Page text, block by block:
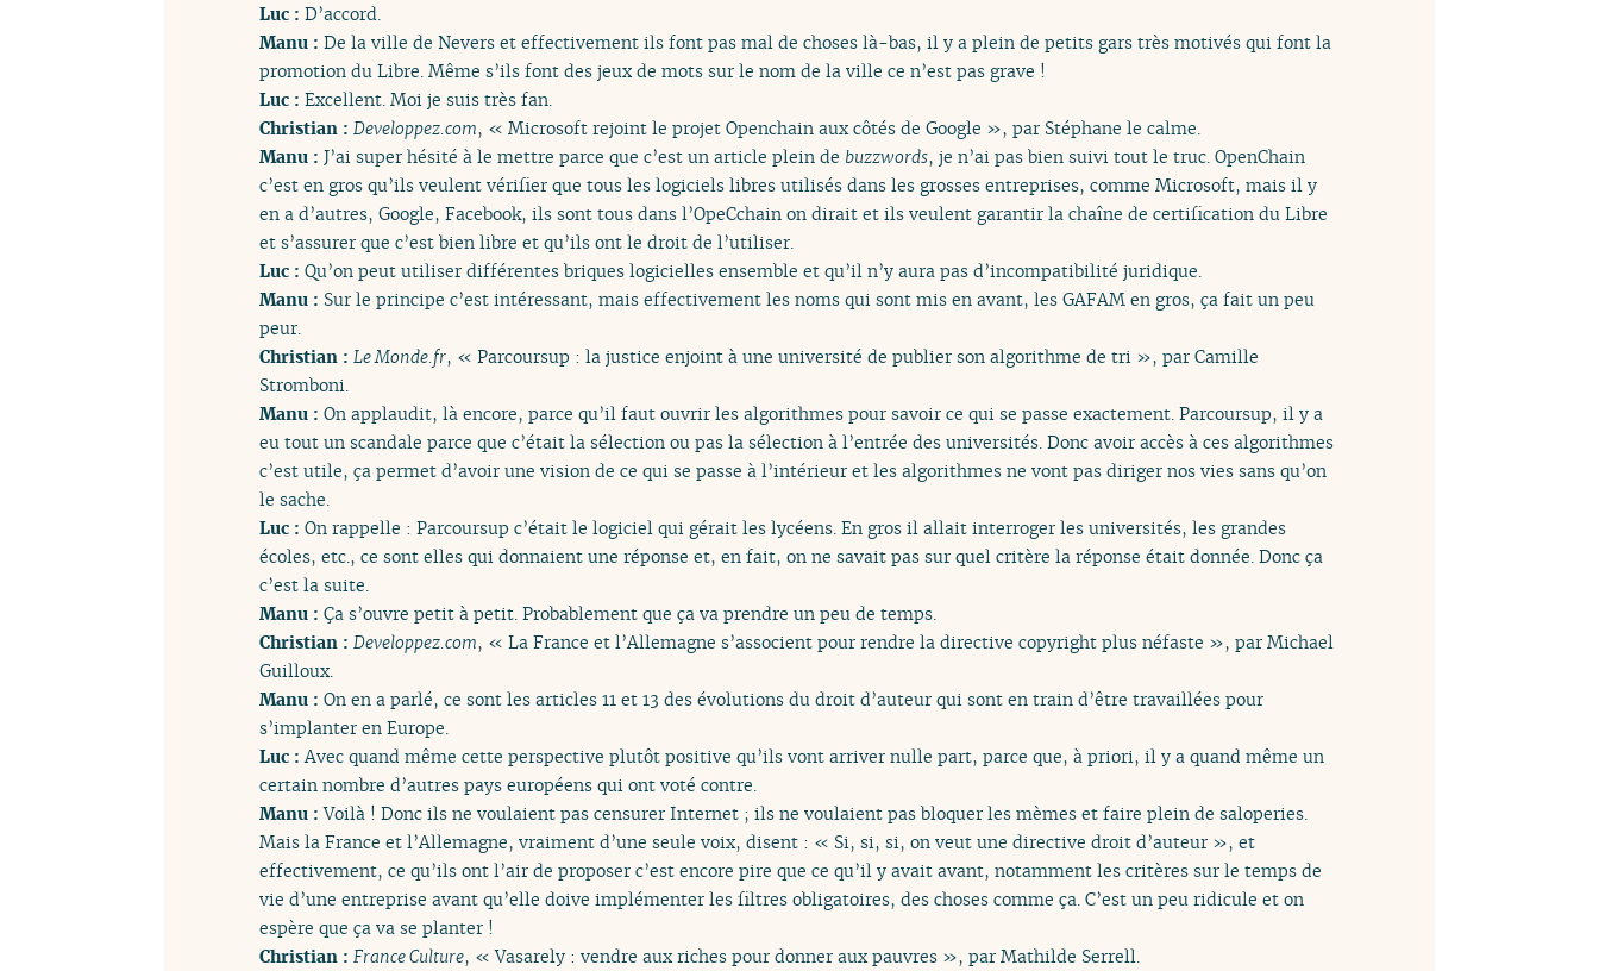
Luc : D’accord.
Manu : De la ville de Nevers et effectivement ils font pas mal de choses là-bas, il y a plein de petits gars très motivés qui font la
promotion du Libre. Même s’ils font des jeux de mots sur le nom de la ville ce n’est pas grave !
Luc : Excellent. Moi je suis très fan.
Christian : Developpez.com, « Microsoft rejoint le projet Openchain aux côtés de Google », par Stéphane le calme.
Manu : J’ai super hésité à le mettre parce que c’est un article plein de buzzwords, je n’ai pas bien suivi tout le truc. OpenChain
c’est en gros qu’ils veulent vérifier que tous les logiciels libres utilisés dans les grosses entreprises, comme Microsoft, mais il y
en a d’autres, Google, Facebook, ils sont tous dans l’OpeCchain on dirait et ils veulent garantir la chaîne de certification du Libre
et s’assurer que c’est bien libre et qu’ils ont le droit de l’utiliser.
Luc : Qu’on peut utiliser différentes briques logicielles ensemble et qu’il n’y aura pas d’incompatibilité juridique.
Manu : Sur le principe c’est intéressant, mais effectivement les noms qui sont mis en avant, les GAFAM en gros, ça fait un peu
peur.
Christian : Le Monde.fr, « Parcoursup : la justice enjoint à une université de publier son algorithme de tri », par Camille
Stromboni.
Manu : On applaudit, là encore, parce qu’il faut ouvrir les algorithmes pour savoir ce qui se passe exactement. Parcoursup, il y a
eu tout un scandale parce que c’était la sélection ou pas la sélection à l’entrée des universités. Donc avoir accès à ces algorithmes
c’est utile, ça permet d’avoir une vision de ce qui se passe à l’intérieur et les algorithmes ne vont pas diriger nos vies sans qu’on
le sache.
Luc : On rappelle : Parcoursup c’était le logiciel qui gérait les lycéens. En gros il allait interroger les universités, les grandes
écoles, etc., ce sont elles qui donnaient une réponse et, en fait, on ne savait pas sur quel critère la réponse était donnée. Donc ça
c’est la suite.
Manu : Ça s’ouvre petit à petit. Probablement que ça va prendre un peu de temps.
Christian : Developpez.com, « La France et l’Allemagne s’associent pour rendre la directive copyright plus néfaste », par Michael
Guilloux.
Manu : On en a parlé, ce sont les articles 11 et 13 des évolutions du droit d’auteur qui sont en train d’être travaillées pour
s’implanter en Europe.
Luc :Avec quand même cette perspective plutôt positive qu’ils vont arriver nulle part, parce que, à priori, il y a quand même un
certain nombre d’autres pays européens qui ont voté contre.
Manu :Voilà ! Donc ils ne voulaient pas censurer Internet ; ils ne voulaient pas bloquer les mèmes et faire plein de saloperies.
Mais la France et l’Allemagne, vraiment d’une seule voix, disent : « Si, si, si, on veut une directive droit d’auteur », et
effectivement, ce qu’ils ont l’air de proposer c’est encore pire que ce qu’il y avait avant, notamment les critères sur le temps de
vie d’une entreprise avant qu’elle doive implémenter les filtres obligatoires, des choses comme ça. C’est un peu ridicule et on
espère que ça va se planter !
Christian : France Culture, « Vasarely : vendre aux riches pour donner aux pauvres », par Mathilde Serrell.